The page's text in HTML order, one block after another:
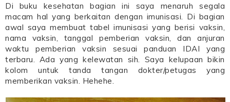
Di buku kesehatan bagian ini saya menaruh segala
macam hal yang berkaitan dengan imunisasi. Di bagian
awal saya membuat tabel imunisasi yang berisi vaksin,
nama vaksin, tanggal pemberian vaksin, dan anjuran
waktu pemberian vaksin sesuai panduan IDAI yang
terbaru. Ada yang kelewatan sih. Saya kelupaan bikin
kolom untuk tanda tangan dokter/petugas yang
memberikan vaksin. Hehehe.